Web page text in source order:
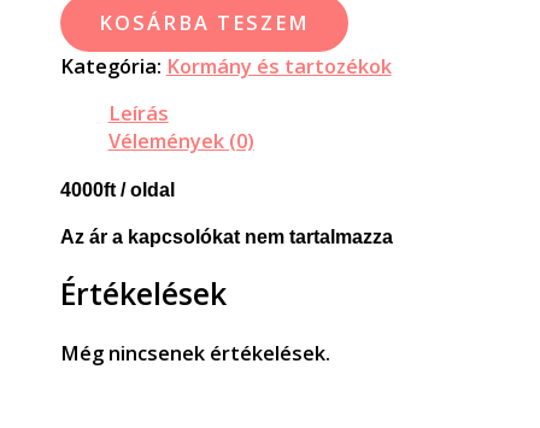
KOSÁRBA TESZEM
Kategória: Kormány és tartozékok
Leírás
Vélemények (0)
4000ft / oldal
Az ár a kapcsolókat nem tartalmazza
Értékelések
Még nincsenek értékelések.